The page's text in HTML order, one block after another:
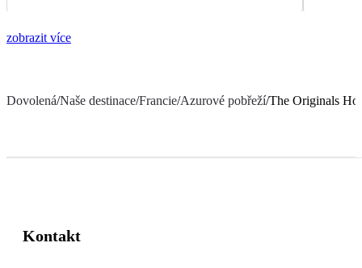
zobrazit více
Dovolená/Naše destinace/Francie/Azurové pobřeží/The Originals
Kontakt